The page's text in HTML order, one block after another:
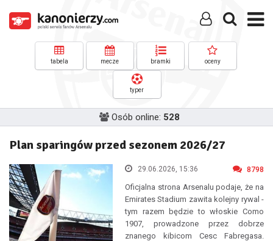
tabela mecze bramki oceny
typer
Osób online: 528
Plan sparingów przed sezonem 2026/27
29.06.2026, 15:36 8798
Oficjalna strona Arsenalu podaje, że na
Emirates Stadium zawita kolejny rywal -
tym razem będzie to włoskie Como
1907, prowadzone przez dobrze
znanego kibicom Cesc Fabregasa.